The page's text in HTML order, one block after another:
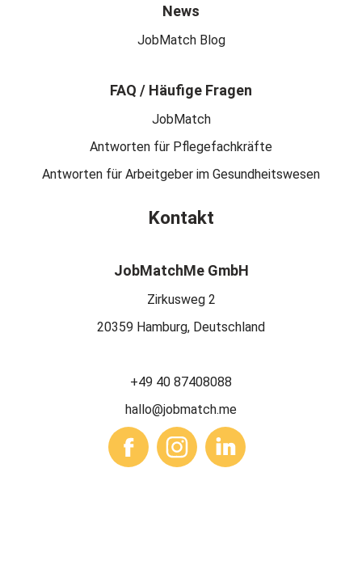
News
JobMatch Blog
FAQ / Häufige Fragen
JobMatch
Antworten für Pflegefachkräfte
Antworten für Arbeitgeber im Gesundheitswesen
Kontakt
JobMatchMe GmbH
Zirkusweg 2
20359 Hamburg, Deutschland
+49 40 87408088
hallo@jobmatch.me